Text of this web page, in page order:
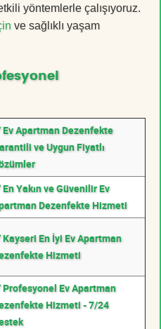
yöntemlerle çalışıyoruz.
ve sağlıklı yaşam
Ev Apartman Dezenfekte
ve Uygun Fiyatlı
En Yakın ve Güvenilir Ev
Dezenfekte Hizmeti
Kayseri En İyi Ev Apartman
Hizmeti
Profesyonel Ev Apartman
Hizmeti - 7/24